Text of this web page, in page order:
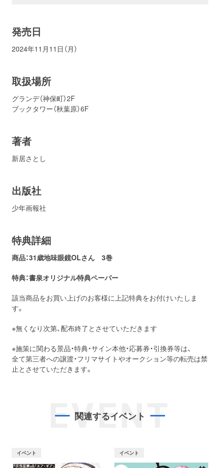
発売日
2024年11月11日（月）
取扱場所
グランデ（神保町）2F
ブックタワー（秋葉原）6F
著者
新居さとし
出版社
少年画報社
特典詳細
商品：31歳地味眼鏡OLさん 3巻
特典：書泉オリジナル特典ペーパー
該当商品をお買い上げのお客様に上記特典をお付けいたしま
す。
※無くなり次第、配布終了とさせていただきます
※施策に関わる景品・特典・サイン本他・応募券・引換券等は、
全て第三者への譲渡・フリマサイトやオークション等の転売は禁
止とさせていただきます。
EVENT
関連するイベント
イベント イベント